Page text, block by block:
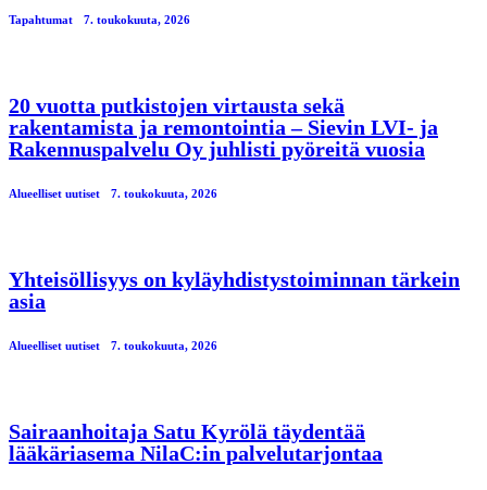
Tapahtumat 7. toukokuuta, 2026
20 vuotta putkistojen virtausta sekä
rakentamista ja remontointia – Sievin LVI- ja
Rakennuspalvelu Oy juhlisti pyöreitä vuosia
Alueelliset uutiset 7. toukokuuta, 2026
Yhteisöllisyys on kyläyhdistystoiminnan tärkein
asia
Alueelliset uutiset 7. toukokuuta, 2026
Sairaanhoitaja Satu Kyrölä täydentää
lääkäriasema NilaC:in palvelutarjontaa